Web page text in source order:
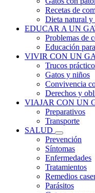
Recetas de
Dieta natural
EDUCAR A UN
Problemas de
Educación
VIVIR CON UN
Trucos
Gatos y niños
Convivencia
Derechos y
VIAJAR CON UN
Preparativos
Transporte
SALUD
Prevención
Síntomas
Enfermedades
Tratamientos
Remedios
Parásitos